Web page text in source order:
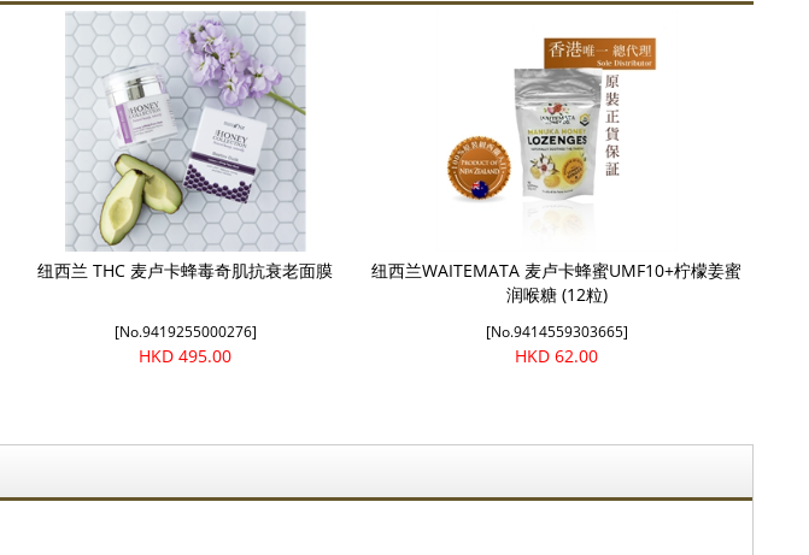
纽西兰 THC 麦卢卡蜂毒奇肌抗衰老面膜
[No.9419255000276]
HKD 495.00
纽西兰WAITEMATA 麦卢卡蜂蜜UMF10+柠檬姜蜜
润喉糖 (12粒)
[No.9414559303665]
HKD 62.00